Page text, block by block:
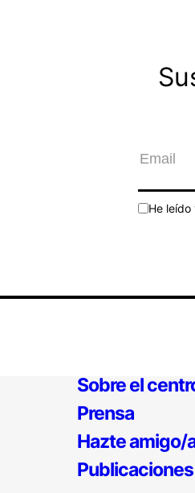
He
Sobre el
Prensa
Hazte amigo/
Publicaciones